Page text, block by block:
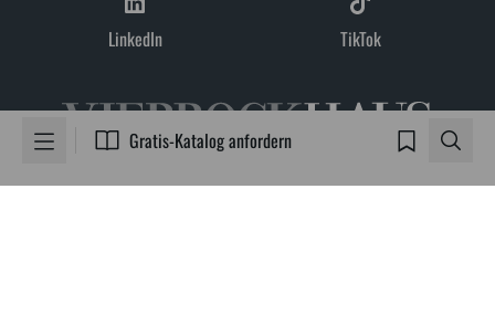
Gratis-Katalog anfordern
LinkedIn TikTok